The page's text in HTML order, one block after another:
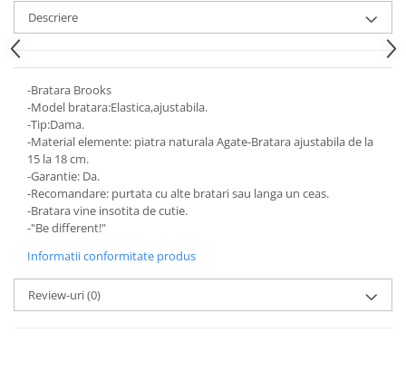
Descriere
-Bratara Brooks
-Model bratara:Elastica,ajustabila.
-Tip:Dama.
-Material elemente: piatra naturala Agate-Bratara ajustabila de la
15 la 18 cm.
-Garantie: Da.
-Recomandare: purtata cu alte bratari sau langa un ceas.
-Bratara vine insotita de cutie.
-"Be different!"
Informatii conformitate produs
Review-uri(0)